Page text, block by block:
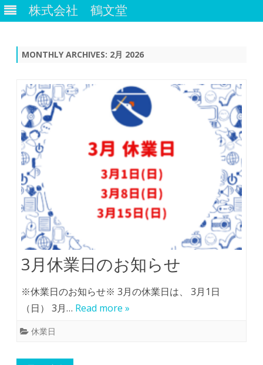
株式会社 鶴文堂
MONTHLY ARCHIVES: 2月 2026
3月休業日のお知らせ
※休業日のお知らせ※ 3月の休業日は、 3月1日
（日） 3月… Read more »
休業日